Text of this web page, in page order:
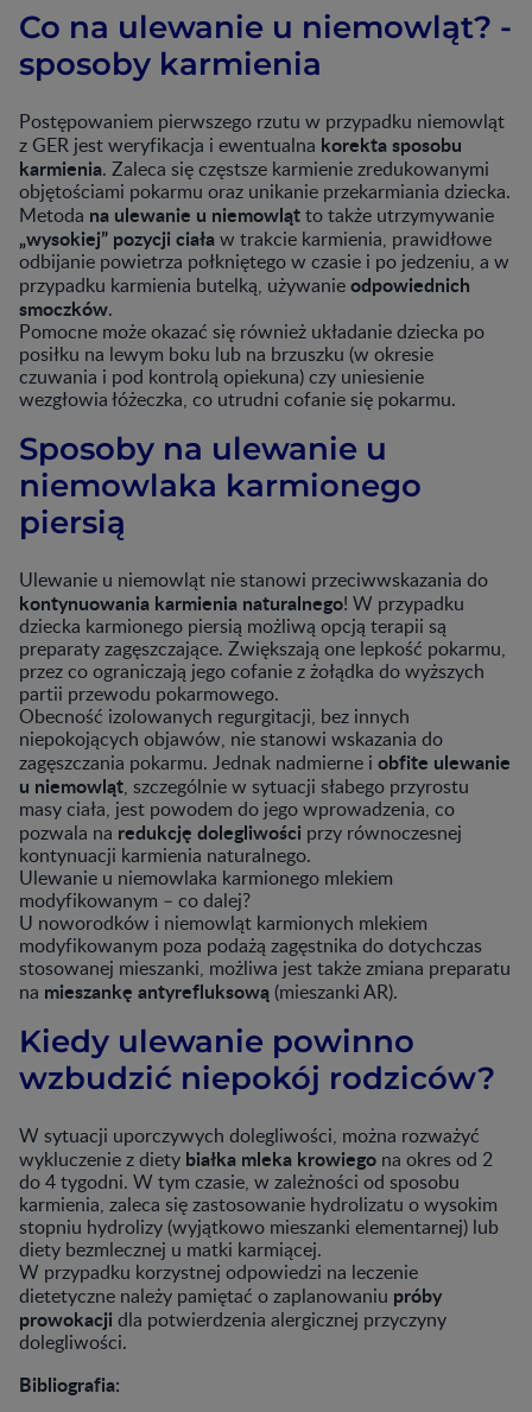
Co na ulewanie u niemowląt? -
sposoby karmienia
Postępowaniem pierwszego rzutu w przypadku niemowląt
z GER jest weryfikacja i ewentualna korekta sposobu
karmienia. Zaleca się częstsze karmienie zredukowanymi
objętościami pokarmu oraz unikanie przekarmiania dziecka.
Metoda na ulewanie u niemowlątto także utrzymywanie
„wysokiej” pozycji ciaław trakcie karmienia, prawidłowe
odbijanie powietrza połkniętego w czasie i po jedzeniu, a w
przypadku karmienia butelką, używanieodpowiednich
smoczków.
Pomocne może okazać się również układanie dziecka po
posiłku na lewym boku lub na brzuszku (w okresie
czuwania i pod kontrolą opiekuna) czy uniesienie
wezgłowia łóżeczka, co utrudni cofanie się pokarmu.
Sposoby na ulewanie u
niemowlaka karmionego
piersią
Ulewanie u niemowląt nie stanowi przeciwwskazania do
kontynuowania karmienia naturalnego! W przypadku
dziecka karmionego piersią możliwą opcją terapii są
preparaty zagęszczające. Zwiększają one lepkość pokarmu,
przez co ograniczają jego cofanie z żołądka do wyższych
partii przewodu pokarmowego.
Obecność izolowanych regurgitacji, bez innych
niepokojących objawów, nie stanowi wskazania do
zagęszczania pokarmu. Jednak nadmierne i obfite ulewanie
u niemowląt, szczególnie w sytuacji słabego przyrostu
masy ciała, jest powodem do jego wprowadzenia, co
pozwala na redukcję dolegliwości przy równoczesnej
kontynuacji karmienia naturalnego.
Ulewanie u niemowlaka karmionego mlekiem
modyfikowanym – co dalej?
U noworodków i niemowląt karmionych mlekiem
modyfikowanym poza podażą zagęstnika do dotychczas
stosowanej mieszanki, możliwa jest także zmiana preparatu
na mieszankę antyrefluksową(mieszanki AR).
Kiedy ulewanie powinno
wzbudzić niepokój rodziców?
W sytuacji uporczywych dolegliwości, można rozważyć
wykluczenie z diety białka mleka krowiego na okres od 2
do 4 tygodni. W tym czasie, w zależności od sposobu
karmienia, zaleca się zastosowanie hydrolizatu o wysokim
stopniu hydrolizy (wyjątkowo mieszanki elementarnej) lub
diety bezmlecznej u matki karmiącej.
W przypadku korzystnej odpowiedzi na leczenie
dietetyczne należy pamiętać o zaplanowaniu próby
prowokacjidla potwierdzenia alergicznej przyczyny
dolegliwości.
Bibliografia: